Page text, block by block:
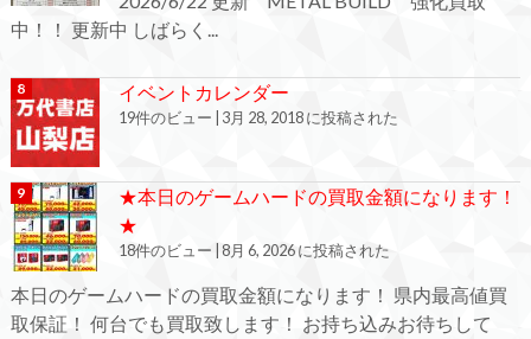
中！！ 更新中 しばらく...
イベントカレンダー
19件のビュー 3月 28, 2018 に投稿された
★本日のゲームハードの買取金額になります！
★
18件のビュー 8月 6, 2026 に投稿された
本日のゲームハードの買取金額になります！ 県内最高値買
取保証！ 何台でも買取致します！ お持ち込みお待ちして